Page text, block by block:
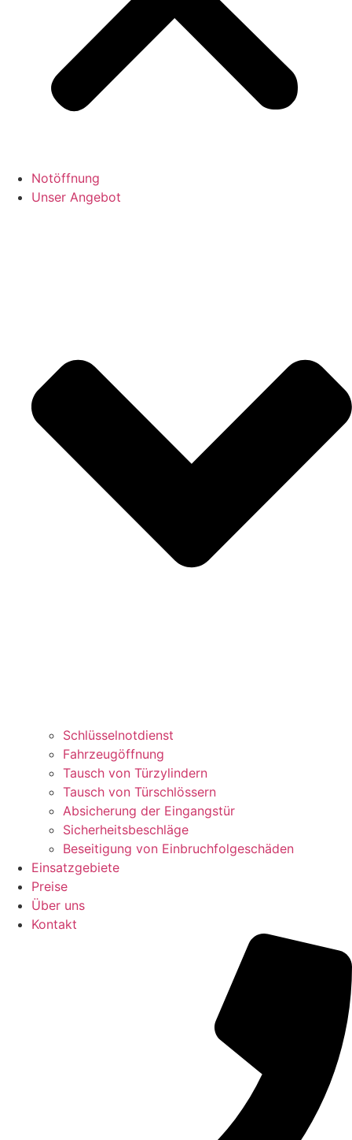
Notöffnung
Unser Angebot
Schlüsselnotdienst
Fahrzeugöffnung
Tausch von Türzylindern
Tausch von Türschlössern
Absicherung der Eingangstür
Sicherheitsbeschläge
Beseitigung von Einbruchfolgeschäden
Einsatzgebiete
Preise
Über uns
Kontakt